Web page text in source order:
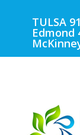
TULSA
Edmond